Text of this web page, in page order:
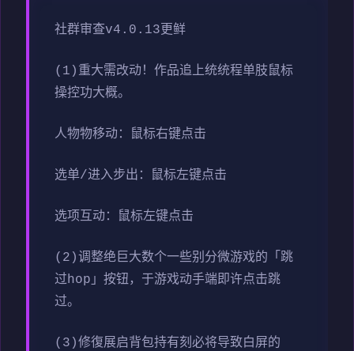
社群审查v4.0.13更鲜
(1)重大需改动！作品追上统统程单肢鼠标
操控功大概。
人物物移动：鼠标右键点击
选单/进入步出：鼠标左键点击
选项互动：鼠标左键点击
(2)调整绝巨大数个一些别分微游戏的「跳
过hop」按钮，于游戏动手端即许点击跳
过。
(3)修復展启背包持有刻必将导致白屏的